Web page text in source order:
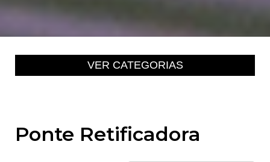
Ponte Retificadora